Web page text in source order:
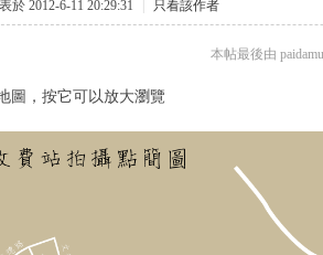
於 2012-6-11 20:29:31 只看該作者
本帖最後由
圖，按它可以放大瀏覽